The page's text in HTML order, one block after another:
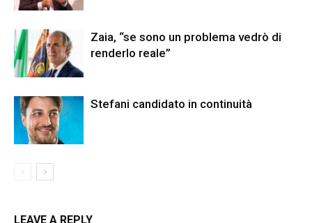
Zaia, “se sono un problema vedrò di
renderlo reale”
Stefani candidato in continuità
LEAVE A REPLY